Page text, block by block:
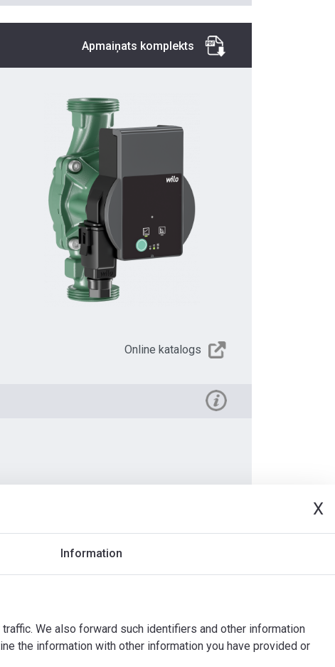
X
Information
We also forward such identifiers and other information
the information with other information you have provided or
Apmaiņats komplekts
Online katalogs